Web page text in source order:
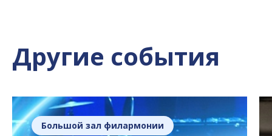
Другие события
Большой зал филармонии